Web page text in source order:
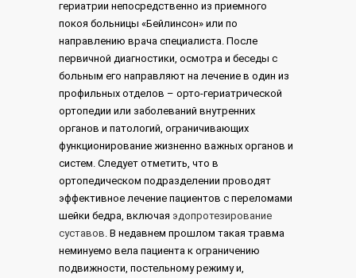
гериатрии непосредственно из приемного
покоя больницы «Бейлинсон» или по
направлению врача специалиста. После
первичной диагностики, осмотра и беседы с
больным его направляют на лечение в один из
профильных отделов – орто-гериатрической
ортопедии или заболеваний внутренних
органов и патологий, ограничивающих
функционирование жизненно важных органов и
систем. Следует отметить, что в
ортопедическом подразделении проводят
эффективное лечение пациентов с переломами
шейки бедра, включая эдопротезирование
суставов . В недавнем прошлом такая травма
неминуемо вела пациента к ограничению
подвижности, постельному режиму и,